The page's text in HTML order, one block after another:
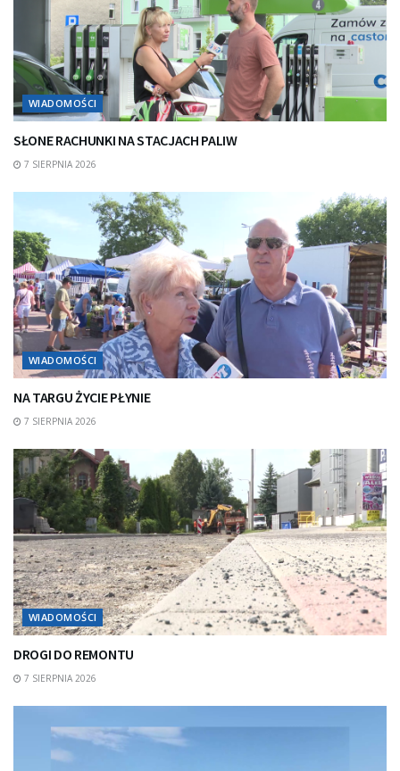
WIADOMOŚCI
SŁONE RACHUNKI NA STACJACH PALIW
7 SIERPNIA 2026
WIADOMOŚCI
NA TARGU ŻYCIE PŁYNIE
7 SIERPNIA 2026
WIADOMOŚCI
DROGI DO REMONTU
7 SIERPNIA 2026